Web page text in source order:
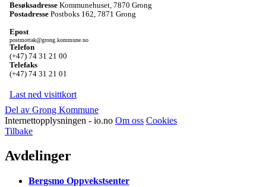
Besøksadresse Kommunehuset 7870 Grong
Postadresse Postboks 162 7871 Grong
Epost
postmottak@grong.kommune.no
Telefon
(+47) 74 31 21 00
Telefaks
(+47) 74 31 21 01
Last ned visittkort
Del av Grong Kommune
Internettopplysningen - io.no Om oss Cookies
Tilbake
Avdelinger
Bergsmo Oppvekstsenter